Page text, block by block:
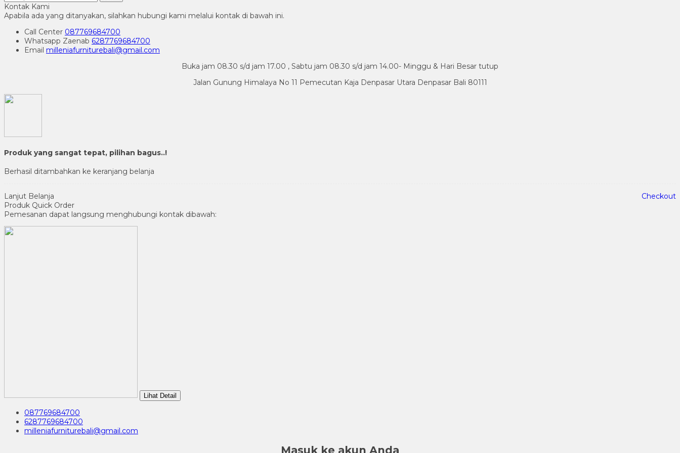
Kontak Kami
Apabila ada yang ditanyakan, silahkan hubungi kami melalui kontak di bawah ini.
Call Center 087769684700
Whatsapp Zaenab 6287769684700
Email milleniafurniturebali@gmail.com
Buka jam 08.30 s/d jam 17.00 , Sabtu jam 08.30 s/d jam 14.00- Minggu & Hari Besar tutup
Jalan Gunung Himalaya No 11 Pemecutan Kaja Denpasar Utara Denpasar Bali 80111
Produk yang sangat tepat, pilihan bagus..!
Berhasil ditambahkan ke keranjang belanja
Lanjut Belanja
Checkout
Produk Quick Order
Pemesanan dapat langsung menghubungi kontak dibawah:
Lihat Detail
087769684700
6287769684700
milleniafurniturebali@gmail.com
Masuk ke akun Anda